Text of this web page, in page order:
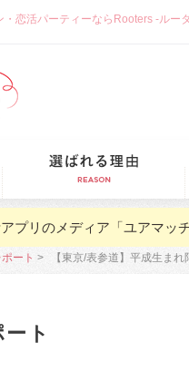
恋活パーティーならRooters -ルー
プリのメディア「ユアマッチ
ート 【東京/表参道】平成生ま
ト